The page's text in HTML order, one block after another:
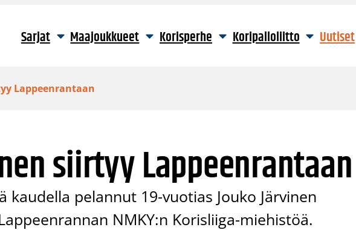
Sarjat Maajoukkueet Korisperhe Koripalloliitto Uutiset
Lappeenrantaan
siirtyy Lappeenrantaan
kaudella pelannut 19-vuotias Jouko Järvinen
NMKY:n Korisliiga-miehistöä.